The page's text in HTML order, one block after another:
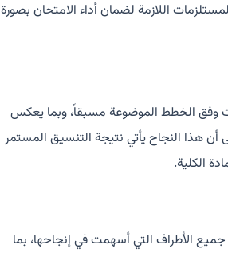
اللازمة لضمان أداء الامتحان بصورة
وفق الخطط الموضوعة مسبقاً، وبما يعكس
أن هذا النجاح يأتي نتيجة التنسيق المستمر
الكلية.
الأطراف التي أسهمت في إنجاحها، بما